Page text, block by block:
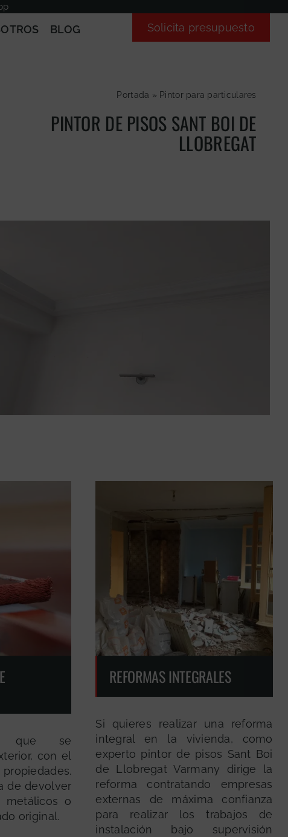
BLOG
Solicita presupuesto
Portada » Pintor para particulares
PINTOR DE PISOS SANT BOI DE
LLOBREGAT
que se
con el
de devolver
metálicos o
original.
REFORMAS INTEGRALES
Si quieres realizar una reforma
integral en la vivienda, como
experto pintor de pisos Sant Boi
de Llobregat Varmany dirige la
reforma contratando empresas
externas de máxima confianza
para realizar los trabajos de
instalación bajo supervisión